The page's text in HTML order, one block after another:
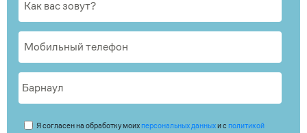
Я согласен на обработку моих персональных данныхи с политикой